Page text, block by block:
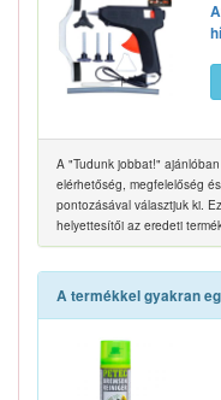
A "Tudunk jobbat!"
elérhetőség, megfelelőség
pontozásával választjuk ki.
helyettesítői az eredeti
A termékkel gyakran